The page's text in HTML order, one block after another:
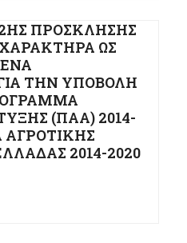
ΠΡΟΣΚΛΗΣΗΣ
ΩΣ
ΤΗΝ ΥΠΟΒΟΛΗ
(ΠΑΑ) 2014-
2014-2020